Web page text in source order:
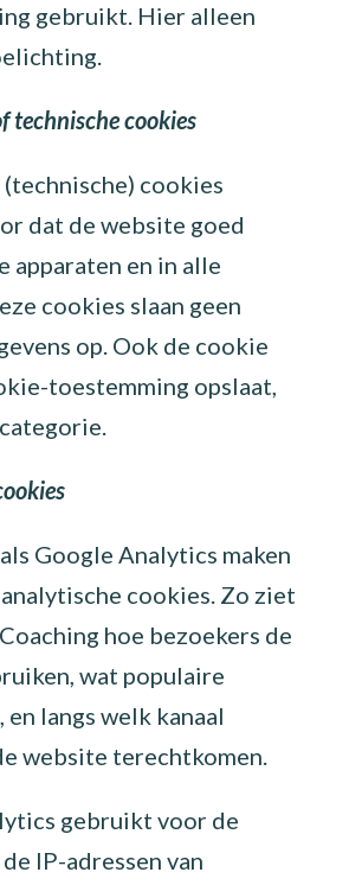
gebruikt. Hier alleen
technische cookies
cookies
dat de website goed
apparaten en in alle
cookies slaan geen
op. Ook de cookie
toestemming opslaat,
Google Analytics maken
cookies. Zo ziet
hoe bezoekers de
wat populaire
en langs welk kanaal
website terechtkomen.
gebruikt voor de
IP-adressen van